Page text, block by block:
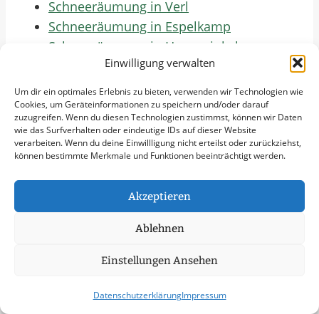
Einwilligung verwalten
Um dir ein optimales Erlebnis zu bieten, verwenden wir Technologien wie
Cookies, um Geräteinformationen zu speichern und/oder darauf
zuzugreifen. Wenn du diesen Technologien zustimmst, können wir Daten
wie das Surfverhalten oder eindeutige IDs auf dieser Website
verarbeiten. Wenn du deine Einwillligung nicht erteilst oder zurückziehst,
können bestimmte Merkmale und Funktionen beeinträchtigt werden.
Akzeptieren
Ablehnen
Einstellungen Ansehen
DatenschutzerklärungImpressum
Schneeräumung in Verl
Schneeräumung in Espelkamp
Schneeräumung in Harsewinkel
Schneeräumung in Petershagen
Schneeräumung in Lengerich
Schneeräumung in Versmold
Schneeräumung in Halle (Westf.)
Schneeräumung in Enger
Schneeräumung in Hiddenhausen
Schneeräumung in Vlotho
Schneeräumung in Bad Lippspringe
Schneeräumung in Leopoldshöhe
Schneeräumung in Herzebrock-Clarholz